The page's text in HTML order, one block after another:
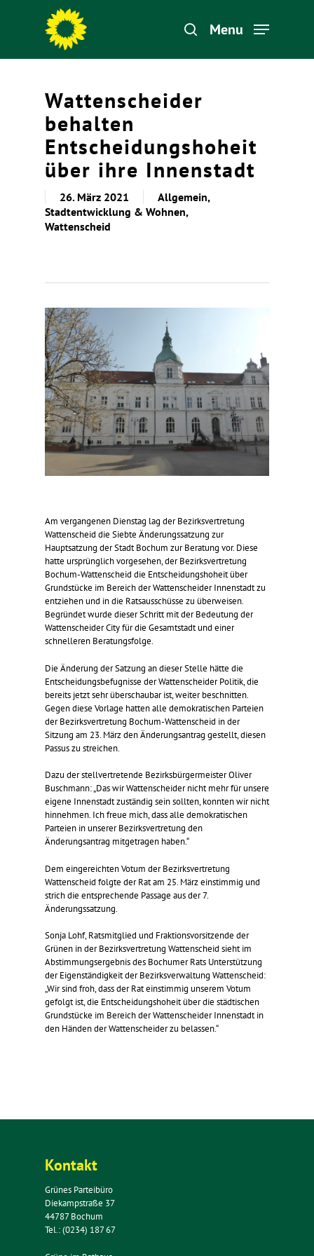
Menu
Wattenscheider
behalten
Entscheidungshoheit
über ihre Innenstadt
26. März 2021 Allgemein,
Stadtentwicklung & Wohnen,
Wattenscheid
Am vergangenen Dienstag lag der Bezirksvertretung
Wattenscheid die Siebte Änderungssatzung zur
Hauptsatzung der Stadt Bochum zur Beratung vor. Diese
hatte ursprünglich vorgesehen, der Bezirksvertretung
Bochum-Wattenscheid die Entscheidungshoheit über
Grundstücke im Bereich der Wattenscheider Innenstadt zu
entziehen und in die Ratsausschüsse zu überweisen.
Begründet wurde dieser Schritt mit der Bedeutung der
Wattenscheider City für die Gesamtstadt und einer
schnelleren Beratungsfolge.
Die Änderung der Satzung an dieser Stelle hätte die
Entscheidungsbefugnisse der Wattenscheider Politik, die
bereits jetzt sehr überschaubar ist, weiter beschnitten.
Gegen diese Vorlage hatten alle demokratischen Parteien
der Bezirksvertretung Bochum-Wattenscheid in der
Sitzung am 23. März den Änderungsantrag gestellt, diesen
Passus zu streichen.
Dazu der stellvertretende Bezirksbürgermeister Oliver
Buschmann: „Das wir Wattenscheider nicht mehr für unsere
eigene Innenstadt zuständig sein sollten, konnten wir nicht
hinnehmen. Ich freue mich, dass alle demokratischen
Parteien in unserer Bezirksvertretung den
Änderungsantrag mitgetragen haben.“
Dem eingereichten Votum der Bezirksvertretung
Wattenscheid folgte der Rat am 25. März einstimmig und
strich die entsprechende Passage aus der 7.
Änderungssatzung.
Sonja Lohf, Ratsmitglied und Fraktionsvorsitzende der
Grünen in der Bezirksvertretung Wattenscheid sieht im
Abstimmungsergebnis des Bochumer Rats Unterstützung
der Eigenständigkeit der Bezirksverwaltung Wattenscheid:
„Wir sind froh, dass der Rat einstimmig unserem Votum
gefolgt ist, die Entscheidungshoheit über die städtischen
Grundstücke im Bereich der Wattenscheider Innenstadt in
den Händen der Wattenscheider zu belassen.“
Kontakt
Grünes Parteibüro
Diekampstraße 37
44787 Bochum
Tel.: (0234) 187 67